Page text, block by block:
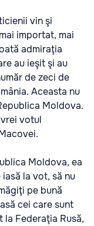
vin şi
importat, mai
admiraţia
au ieşit şi au
de zeci de
Aceasta nu
Moldova.
votul
Moldova, ea
la vot, să nu
pe bună
cei care sunt
la Federaţia Rusă,